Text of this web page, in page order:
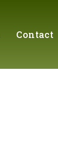
Contact